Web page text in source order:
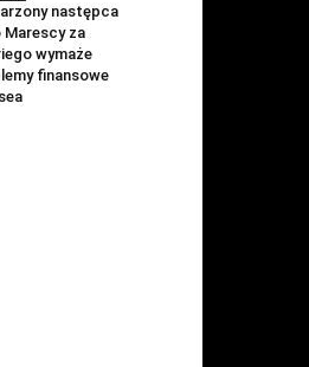
następca
Marescy za
wymaże
finansowe